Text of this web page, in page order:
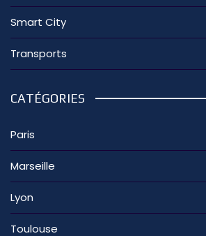
Smart City
Transports
CATÉGORIES
Paris
Marseille
Lyon
Toulouse